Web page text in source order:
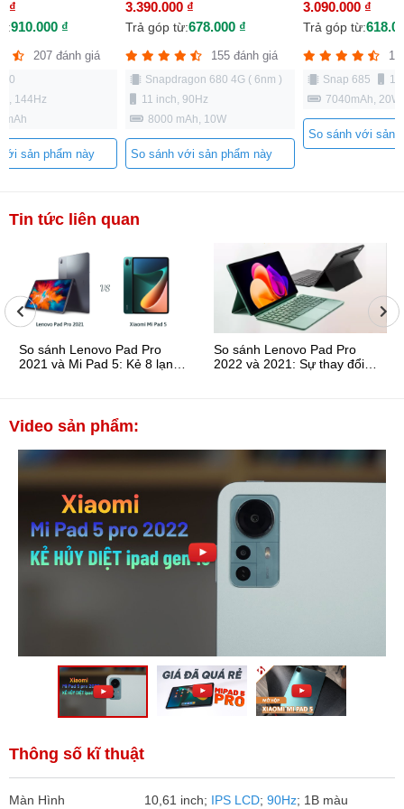
₫
910.000 ₫
207 đánh giá
144Hz
sản phẩm này
3.390.000 ₫
Trả góp từ:678.000 ₫
155 đánh giá
Snapdragon 680 4G ( 6nm )
11 inch, 90Hz
8000 mAh, 10W
So sánh với sản phẩm này
3.090.000 ₫
Trả góp từ:
Snap 685
7040mAh, 20W
So sánh với sản
Tin tức liên quan
So sánh Lenovo Pad Pro
2021 và Mi Pad 5: Kẻ 8 lạng,
So sánh Lenovo Pad Pro
2022 và 2021: Sự thay đổi
Video sản phẩm:
Thông số kĩ thuật
Màn Hình 10,61 inch; IPS LCD; 90Hz; 1B màu